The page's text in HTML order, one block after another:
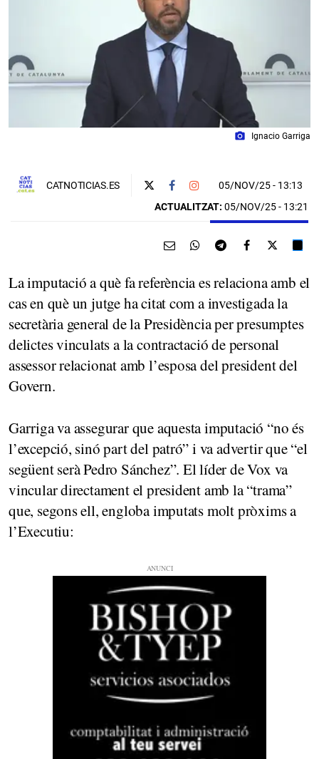
photo_camera Ignacio Garriga
CATNOTICIAS.ES 05/NOV/25- 13:13
ACTUALITZAT: 05/NOV/25 - 13:21
La imputació a què fa referència es relaciona amb el
cas en què un jutge ha citat com a investigada la
secretària general de la Presidència per presumptes
delictes vinculats a la contractació de personal
assessor relacionat amb l’esposa del president del
Govern.
Garriga va assegurar que aquesta imputació “no és
l’excepció, sinó part del patró” i va advertir que “el
següent serà Pedro Sánchez”. El líder de Vox va
vincular directament el president amb la “trama”
que, segons ell, engloba imputats molt pròxims a
l’Executiu: